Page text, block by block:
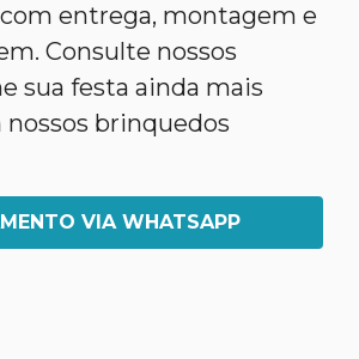
entrega, montagem e
Consulte nossos
sua festa ainda mais
brinquedos
VIA WHATSAPP